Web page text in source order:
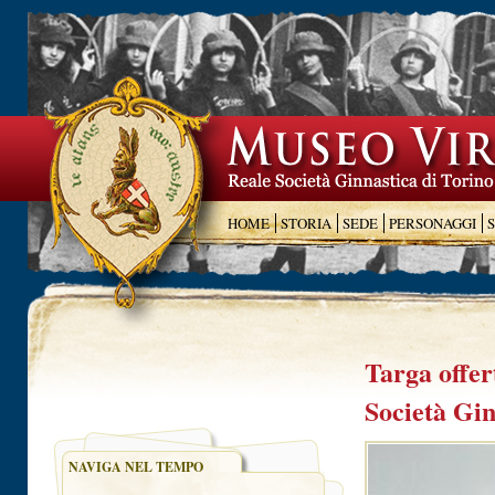
HOME STORIA SEDE PERSONAGGI
NAVIGA NEL TEMPO
Targa
Società